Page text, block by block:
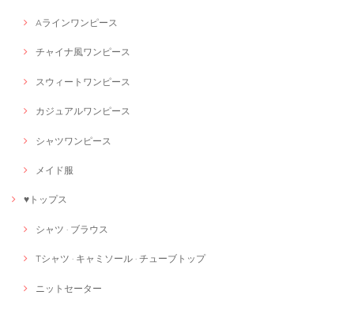
Aラインワンピース
チャイナ風ワンピース
スウィートワンピース
カジュアルワンピース
シャツワンピース
メイド服
♥トップス
シャツ · ブラウス
Tシャツ · キャミソール · チューブトップ
ニットセーター